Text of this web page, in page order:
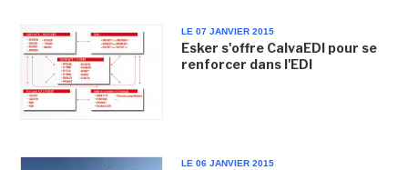
LE 07 JANVIER 2015
Esker s'offre CalvaEDI pour se
renforcer dans l'EDI
LE 06 JANVIER 2015